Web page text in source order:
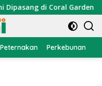
di Coral Garden
Peternakan Perkebunan